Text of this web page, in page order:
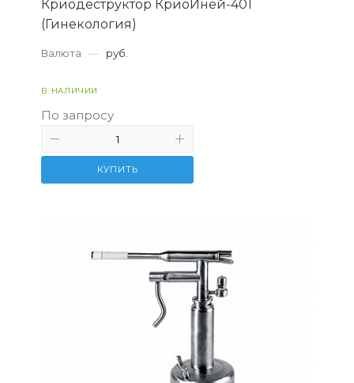
Криодеструктор КриоИней-401
(Гинекология)
Валюта — руб.
В НАЛИЧИИ
По запросу
КУПИТЬ